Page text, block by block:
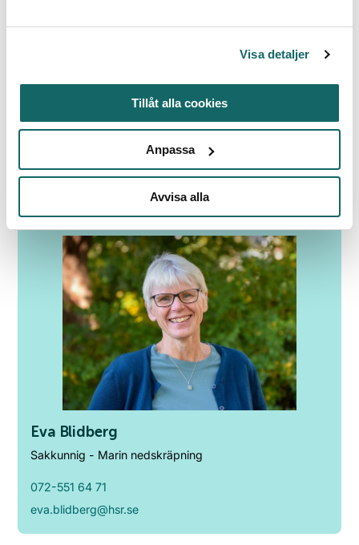
Visa detaljer
Tillåt alla cookies
Anpassa
Avvisa alla
FÖRÄLDRARLEDIG Verksamhetsutvecklare -
Skräpmätningar för kommun
emma.sjogren@hsr.se
Eva Blidberg
Sakkunnig - Marin nedskräpning
072-551 64 71
eva.blidberg@hsr.se